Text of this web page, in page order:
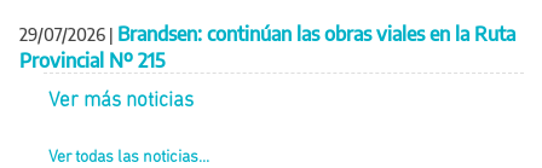
29/07/2026 | Brandsen: continúan las obras viales en la Ruta
Provincial Nº 215
Ver más noticias
Ver todas las noticias...